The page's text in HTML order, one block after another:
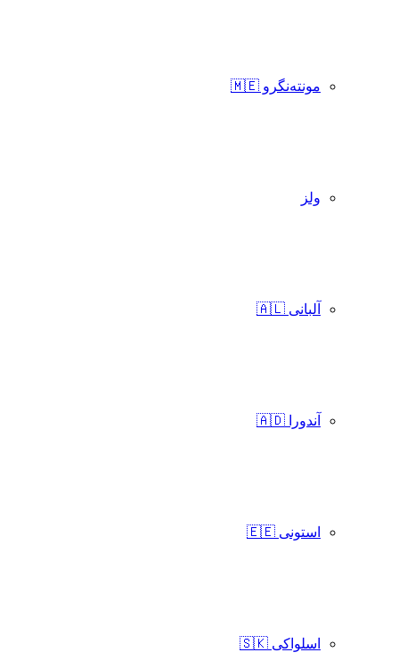
مونته‌نگرو 🇲🇪
ولز
آلبانی 🇦🇱
آندورا 🇦🇩
استونی 🇪🇪
اسلواکی 🇸🇰